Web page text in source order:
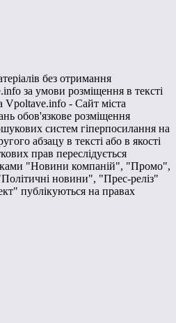
без отримання
за умови розміщення в тексті
Vpoltave.info - Сайт міста
обов'язкове розміщення
систем гіперпосилання на
абзацу в тексті або в якості
прав переслідується
"Новини компаній", "Промо",
новини", "Прес-реліз"
публікуються на правах